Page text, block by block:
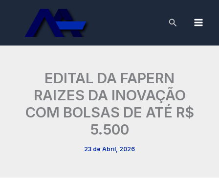
content
Search
EDITAL DA FAPERN
RAIZES DA INOVAÇÃO
COM BOLSAS DE ATÉ R$
5.500
23 de Abril, 2026